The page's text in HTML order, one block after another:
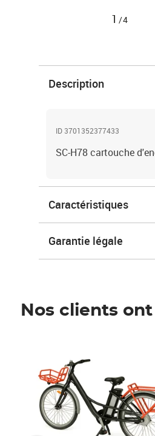
1 /4
Description
ID 3701352377433
SC-H78 cartouche
Caractéristiques
Garantie légale
Nos clients